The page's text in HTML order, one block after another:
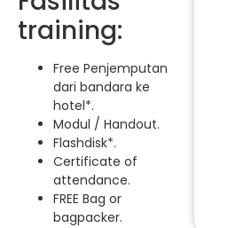
training:
Free Penjemputan
dari bandara ke
hotel*.
Modul / Handout.
Flashdisk*.
Certificate of
attendance.
FREE Bag or
bagpacker.